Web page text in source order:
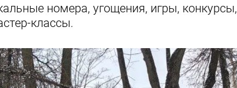
номера, угощения, игры, конкурсы,
классы.